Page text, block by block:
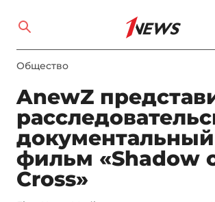
Общество
AnewZ
документальный
фильм «Shadow
Cross»